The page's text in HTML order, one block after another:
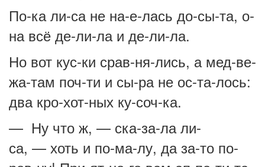
По-ка ли-са не на-е-лась до-сы-та, о-
на всё де-ли-ла и де-ли-ла.
Но вот кус-ки срав-ня-лись, а мед-ве-
жа-там поч-ти и сы-ра не ос-та-лось:
два кро-хот-ных ку-соч-ка.
— Ну что ж, — ска-за-ла ли-
са, — хоть и по-ма-лу, да за-то по-